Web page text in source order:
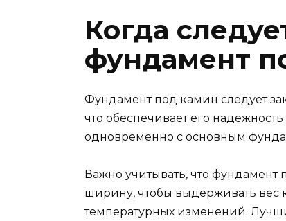
Когда
фундамент
Фундамент под камин следует
что обеспечивает его
одновременно с основным
Важно учитывать, что
ширину, чтобы выдерживать вес
температурных изменений.